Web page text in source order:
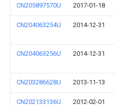
CN205897570U 2017-01-18
CN204063254U 2014-12-31
CN204063256U 2014-12-31
CN203286628U 2013-11-13
CN202133136U 2012-02-01